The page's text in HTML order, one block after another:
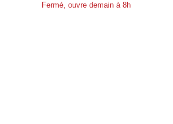
Fermé, ouvre demain à 8h